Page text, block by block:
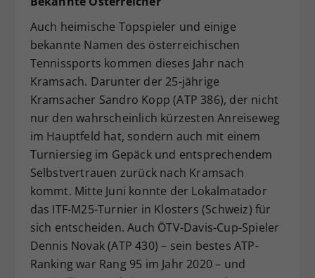
Auch heimische Topspieler und einige
bekannte Namen des österreichischen
Tennissports kommen dieses Jahr nach
Kramsach. Darunter der 25-jährige
Kramsacher Sandro Kopp (ATP 386), der nicht
nur den wahrscheinlich kürzesten Anreiseweg
im Hauptfeld hat, sondern auch mit einem
Turniersieg im Gepäck und entsprechendem
Selbstvertrauen zurück nach Kramsach
kommt. Mitte Juni konnte der Lokalmatador
das ITF-M25-Turnier in Klosters (Schweiz) für
sich entscheiden. Auch ÖTV-Davis-Cup-Spieler
Dennis Novak (ATP 430) – sein bestes ATP-
Ranking war Rang 95 im Jahr 2020 – und